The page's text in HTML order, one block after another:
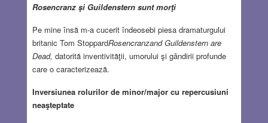
Rosencranz şi Guildenstern sunt morţi
Pe mine însă m-a cucerit îndeosebi piesa dramaturgului
britanic Tom StoppardRosencranzand Guildenstern are
Dead, datorită inventivităţii, umorului şi gândirii profunde
care o caracterizează.
Inversiunea rolurilor de minor/major cu repercusiuni
neaşteptate